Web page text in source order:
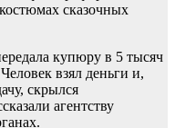
сказочных
купюру в 5 тысяч
взял деньги и,
скрылся
агентству